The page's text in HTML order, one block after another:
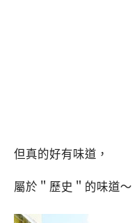
但真的好有味道，
屬於＂歷史＂的味道～